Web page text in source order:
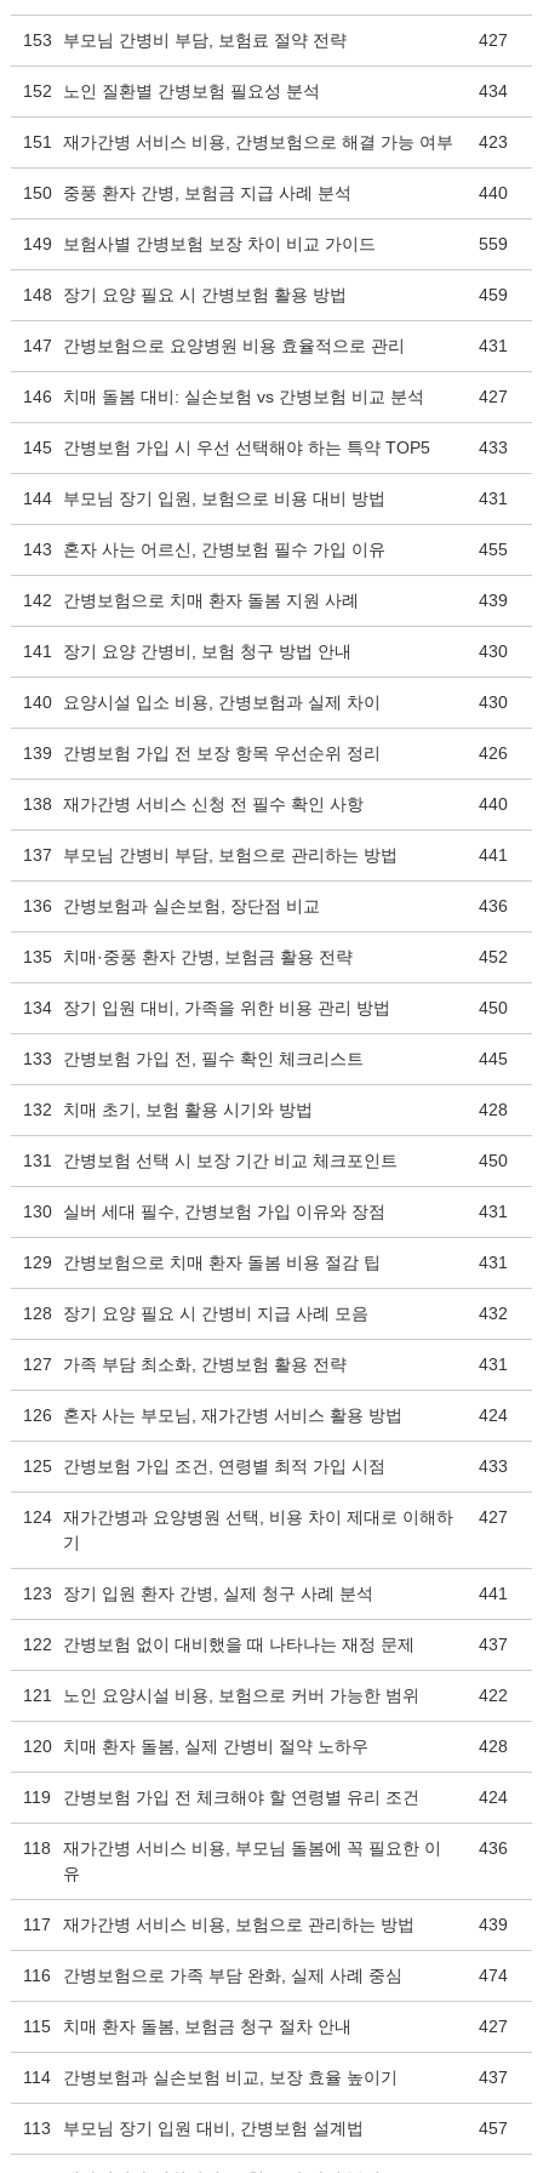
153 부모님 간병비 부담, 보험료 절약 전략 427
152 노인 질환별 간병보험 필요성 분석 434
151 재가간병 서비스 비용, 간병보험으로 해결 가능 여부 423
150 중풍 환자 간병, 보험금 지급 사례 분석 440
149 보험사별 간병보험 보장 차이 비교 가이드 559
148 장기 요양 필요 시 간병보험 활용 방법 459
147 간병보험으로 요양병원 비용 효율적으로 관리 431
146 치매 돌봄 대비: 실손보험 vs 간병보험 비교 분석 427
145 간병보험 가입 시 우선 선택해야 하는 특약 TOP5 433
144 부모님 장기 입원, 보험으로 비용 대비 방법 431
143 혼자 사는 어르신, 간병보험 필수 가입 이유 455
142 간병보험으로 치매 환자 돌봄 지원 사례 439
141 장기 요양 간병비, 보험 청구 방법 안내 430
140 요양시설 입소 비용, 간병보험과 실제 차이 430
139 간병보험 가입 전 보장 항목 우선순위 정리 426
138 재가간병 서비스 신청 전 필수 확인 사항 440
137 부모님 간병비 부담, 보험으로 관리하는 방법 441
136 간병보험과 실손보험, 장단점 비교 436
135 치매·중풍 환자 간병, 보험금 활용 전략 452
134 장기 입원 대비, 가족을 위한 비용 관리 방법 450
133 간병보험 가입 전, 필수 확인 체크리스트 445
132 치매 초기, 보험 활용 시기와 방법 428
131 간병보험 선택 시 보장 기간 비교 체크포인트 450
130 실버 세대 필수, 간병보험 가입 이유와 장점 431
129 간병보험으로 치매 환자 돌봄 비용 절감 팁 431
128 장기 요양 필요 시 간병비 지급 사례 모음 432
127 가족 부담 최소화, 간병보험 활용 전략 431
126 혼자 사는 부모님, 재가간병 서비스 활용 방법 424
125 간병보험 가입 조건, 연령별 최적 가입 시점 433
124 재가간병과 요양병원 선택, 비용 차이 제대로 이해하
기
427
123 장기 입원 환자 간병, 실제 청구 사례 분석 441
122 간병보험 없이 대비했을 때 나타나는 재정 문제 437
121 노인 요양시설 비용, 보험으로 커버 가능한 범위 422
120 치매 환자 돌봄, 실제 간병비 절약 노하우 428
119 간병보험 가입 전 체크해야 할 연령별 유리 조건 424
118
재가간병 서비스 비용, 부모님 돌봄에 꼭 필요한 이
유
436
117 재가간병 서비스 비용, 보험으로 관리하는 방법 439
116 간병보험으로 가족 부담 완화, 실제 사례 중심 474
115 치매 환자 돌봄, 보험금 청구 절차 안내 427
114 간병보험과 실손보험 비교, 보장 효율 높이기 437
113 부모님 장기 입원 대비, 간병보험 설계법 457